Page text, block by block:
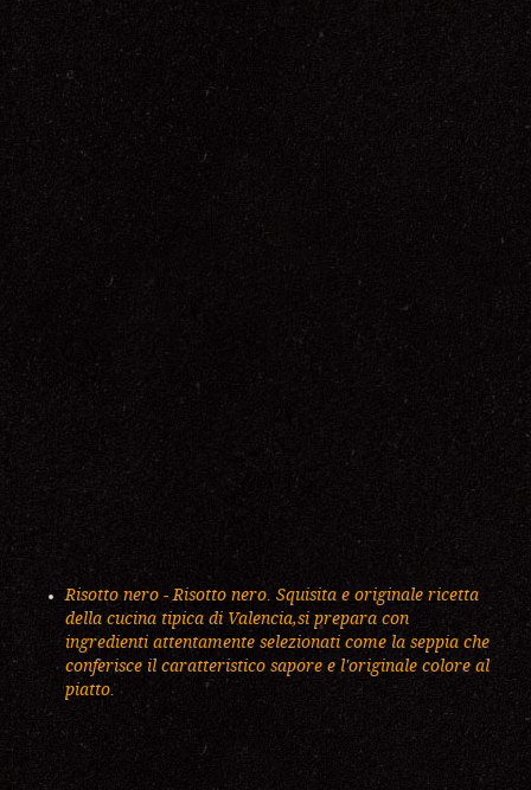
Risotto nero - Risotto nero. Squisita e originale ricetta
della cucina tipica di Valencia,si prepara con
ingredienti attentamente selezionati come la seppia che
conferisce il caratteristico sapore e l'originale colore al
piatto.